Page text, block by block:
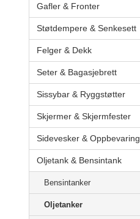
Gafler & Fronter
Støtdempere & Senkesett
Felger & Dekk
Seter & Bagasjebrett
Sissybar & Ryggstøtter
Skjermer & Skjermfester
Sidevesker & Oppbevaring
Oljetank & Bensintank
Bensintanker
Oljetanker